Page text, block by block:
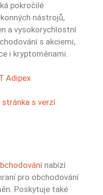
pokročilé
nástrojů,
a vysokorychlostní
s akciemi,
i kryptoměnami.
Adipex
stránka s verzí
nabízí
pro obchodování
Poskytuje také